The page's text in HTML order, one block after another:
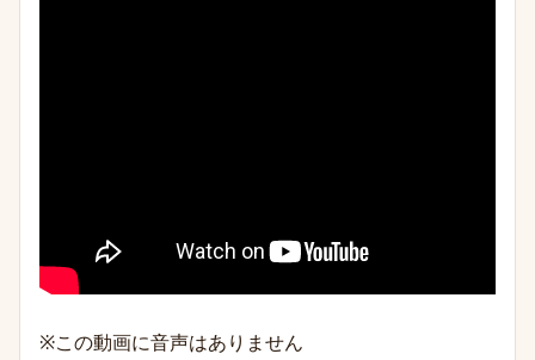
※この動画に音声はありません